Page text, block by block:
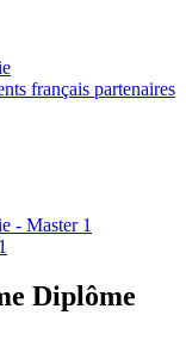
français partenaires
- Master 1
Diplôme